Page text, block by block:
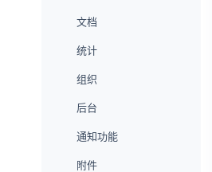
文档
统计
组织
后台
通知功能
附件